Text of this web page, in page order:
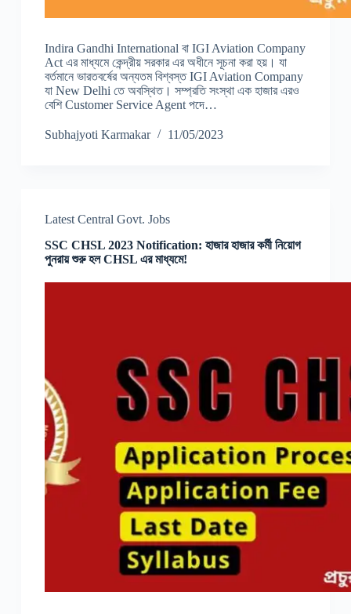
Indira Gandhi International বা IGI Aviation Company
Act এর মাধ্যমে কেন্দ্রীয় সরকার এর অধীনে সূচনা করা হয়। যা
বর্তমানে ভারতবর্ষের অন্যতম বিশ্বস্ত IGI Aviation Company
যা New Delhi তে অবস্থিত। সম্প্রতি সংস্থা এক হাজার এরও
বেশি Customer Service Agent পদে…
Subhajyoti Karmakar 11/05/2023
Latest Central Govt. Jobs
SSC CHSL 2023 Notification: হাজার হাজার কর্মী নিয়োগ
পুনরায় শুরু হল CHSL এর মাধ্যমে!